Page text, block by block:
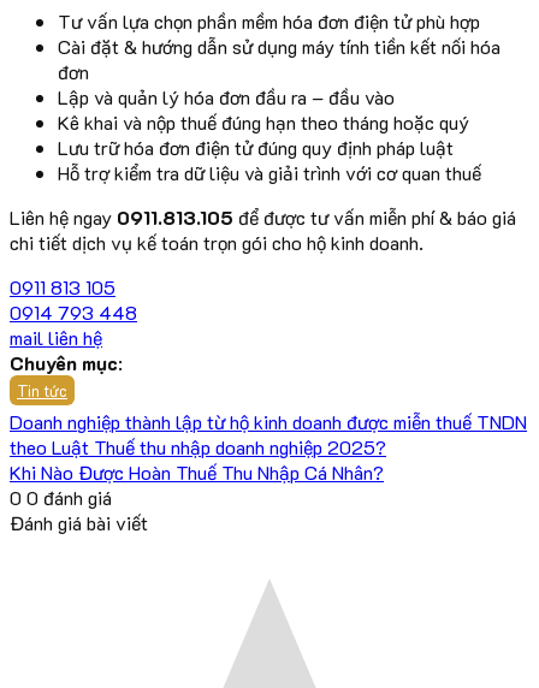
Tư vấn lựa chọn phần mềm hóa đơn điện tử phù hợp
Cài đặt & hướng dẫn sử dụng máy tính tiền kết nối hóa
đơn
Lập và quản lý hóa đơn đầu ra – đầu vào
Kê khai và nộp thuế đúng hạn theo tháng hoặc quý
Lưu trữ hóa đơn điện tử đúng quy định pháp luật
Hỗ trợ kiểm tra dữ liệu và giải trình với cơ quan thuế
Liên hệ ngay 0911.813.105 để được tư vấn miễn phí & báo giá
chi tiết dịch vụ kế toán trọn gói cho hộ kinh doanh.
0911 813 105
0914 793 448
mail liên hệ
Chuyên mục:
Tin tức
Doanh nghiệp thành lập từ hộ kinh doanh được miễn thuế TNDN
theo Luật Thuế thu nhập doanh nghiệp 2025?
Khi Nào Được Hoàn Thuế Thu Nhập Cá Nhân?
0 0 đánh giá
Đánh giá bài viết